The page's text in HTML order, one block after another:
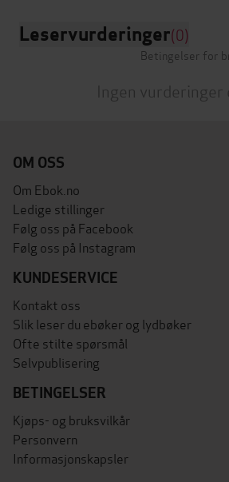
Leservurderinger(0)
Betingelser for
Ingen vurderinger
OM OSS
Om Ebok.no
Ledige stillinger
Følg oss på Facebook
Følg oss på Instagram
KUNDESERVICE
Kontakt oss
Slik leser du ebøker og lydbøker
Ofte stilte spørsmål
Selvpublisering
BETINGELSER
Kjøps- og bruksvilkår
Personvern
Informasjonskapsler